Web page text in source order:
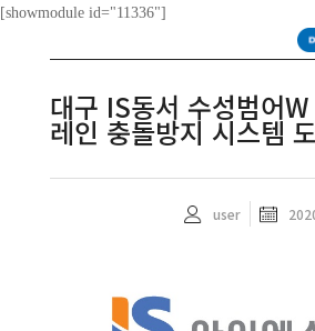
[showmodule id="11336"]
대구 IS동서 수성범어
레인 충돌방지 시스템
user